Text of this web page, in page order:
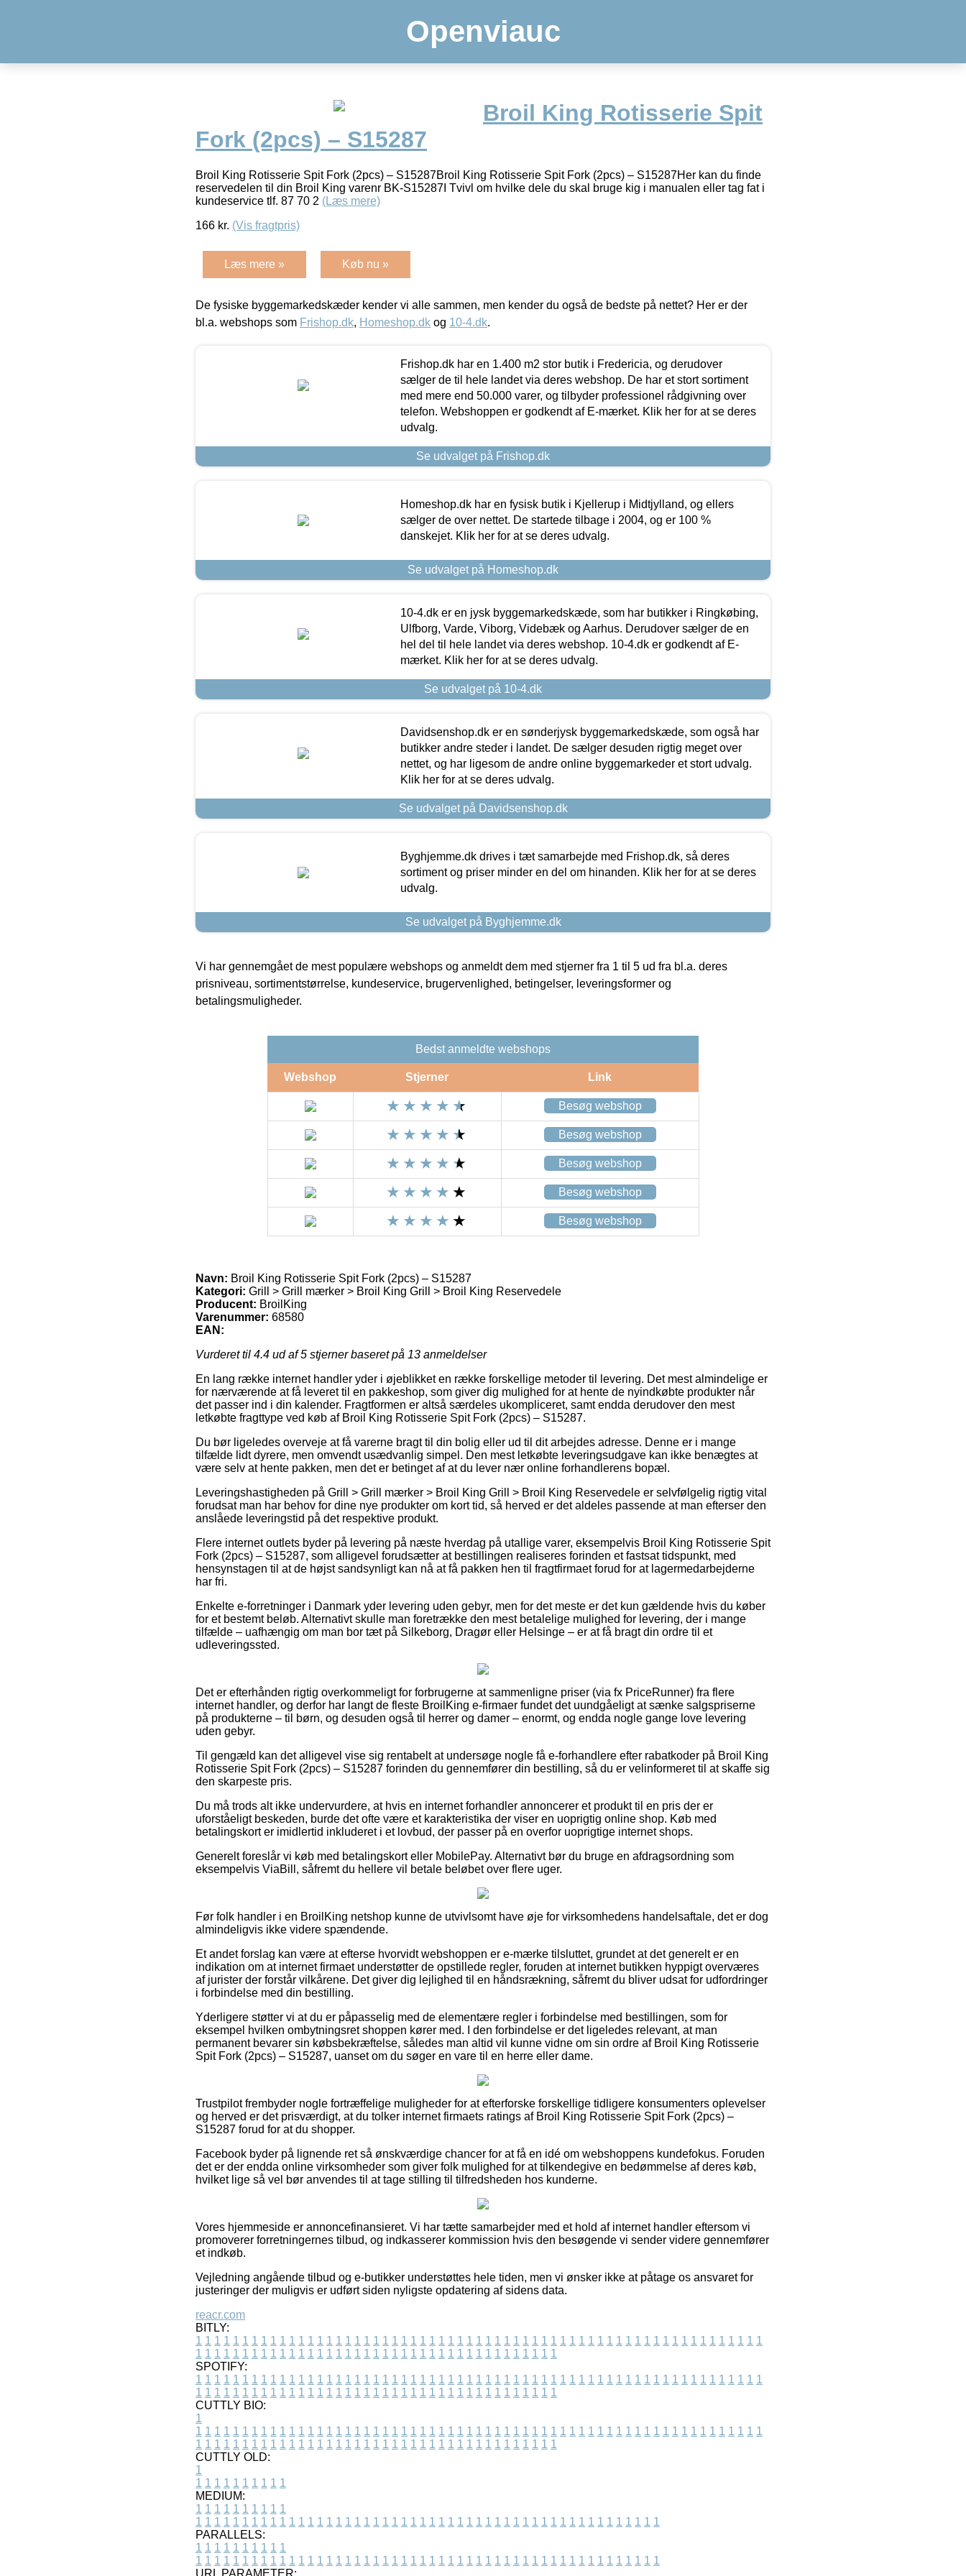
Openviauc
Broil King Rotisserie Spit
Fork (2pcs) – S15287
Broil King Rotisserie Spit Fork (2pcs) – S15287Broil King Rotisserie Spit Fork (2pcs) – S15287Her kan du finde
reservedelen til din Broil King varenr BK-S15287I Tvivl om hvilke dele du skal bruge kig i manualen eller tag fat i
kundeservice tlf. 87 70 2 (Læs mere)
166 kr. (Vis fragtpris)
Læs mere » Køb nu »
De fysiske byggemarkedskæder kender vi alle sammen, men kender du også de bedste på nettet? Her er der
bl.a. webshops som Frishop.dk, Homeshop.dk og 10-4.dk.
Frishop.dk har en 1.400 m2 stor butik i Fredericia, og derudover
sælger de til hele landet via deres webshop. De har et stort sortiment
med mere end 50.000 varer, og tilbyder professionel rådgivning over
telefon. Webshoppen er godkendt af E-mærket. Klik her for at se deres
udvalg.
Se udvalget på Frishop.dk
Homeshop.dk har en fysisk butik i Kjellerup i Midtjylland, og ellers
sælger de over nettet. De startede tilbage i 2004, og er 100 %
danskejet. Klik her for at se deres udvalg.
Se udvalget på Homeshop.dk
10-4.dk er en jysk byggemarkedskæde, som har butikker i Ringkøbing,
Ulfborg, Varde, Viborg, Videbæk og Aarhus. Derudover sælger de en
hel del til hele landet via deres webshop. 10-4.dk er godkendt af E-
mærket. Klik her for at se deres udvalg.
Se udvalget på 10-4.dk
Davidsenshop.dk er en sønderjysk byggemarkedskæde, som også har
butikker andre steder i landet. De sælger desuden rigtig meget over
nettet, og har ligesom de andre online byggemarkeder et stort udvalg.
Klik her for at se deres udvalg.
Se udvalget på Davidsenshop.dk
Byghjemme.dk drives i tæt samarbejde med Frishop.dk, så deres
sortiment og priser minder en del om hinanden. Klik her for at se deres
udvalg.
Se udvalget på Byghjemme.dk
Vi har gennemgået de mest populære webshops og anmeldt dem med stjerner fra 1 til 5 ud fra bl.a. deres
prisniveau, sortimentstørrelse, kundeservice, brugervenlighed, betingelser, leveringsformer og
betalingsmuligheder.
Bedst anmeldte webshops
Webshop Stjerner Link
Besøg webshop
Besøg webshop
Besøg webshop
Besøg webshop
Besøg webshop
Navn: Broil King Rotisserie Spit Fork (2pcs) – S15287
Kategori: Grill > Grill mærker > Broil King Grill > Broil King Reservedele
Producent: BroilKing
Varenummer: 68580
EAN:
Vurderet til 4.4 ud af 5 stjerner baseret på 13 anmeldelser
En lang række internet handler yder i øjeblikket en række forskellige metoder til levering. Det mest almindelige er
for nærværende at få leveret til en pakkeshop, som giver dig mulighed for at hente de nyindkøbte produkter når
det passer ind i din kalender. Fragtformen er altså særdeles ukompliceret, samt endda derudover den mest
letkøbte fragttype ved køb af Broil King Rotisserie Spit Fork (2pcs) – S15287.
Du bør ligeledes overveje at få varerne bragt til din bolig eller ud til dit arbejdes adresse. Denne er i mange
tilfælde lidt dyrere, men omvendt usædvanlig simpel. Den mest letkøbte leveringsudgave kan ikke benægtes at
være selv at hente pakken, men det er betinget af at du lever nær online forhandlerens bopæl.
Leveringshastigheden på Grill > Grill mærker > Broil King Grill > Broil King Reservedele er selvfølgelig rigtig vital
forudsat man har behov for dine nye produkter om kort tid, så herved er det aldeles passende at man efterser den
anslåede leveringstid på det respektive produkt.
Flere internet outlets byder på levering på næste hverdag på utallige varer, eksempelvis Broil King Rotisserie Spit
Fork (2pcs) – S15287, som alligevel forudsætter at bestillingen realiseres forinden et fastsat tidspunkt, med
hensynstagen til at de højst sandsynligt kan nå at få pakken hen til fragtfirmaet forud for at lagermedarbejderne
har fri.
Enkelte e-forretninger i Danmark yder levering uden gebyr, men for det meste er det kun gældende hvis du køber
for et bestemt beløb. Alternativt skulle man foretrække den mest betalelige mulighed for levering, der i mange
tilfælde – uafhængig om man bor tæt på Silkeborg, Dragør eller Helsinge – er at få bragt din ordre til et
udleveringssted.
Det er efterhånden rigtig overkommeligt for forbrugerne at sammenligne priser (via fx PriceRunner) fra flere
internet handler, og derfor har langt de fleste BroilKing e-firmaer fundet det uundgåeligt at sænke salgspriserne
på produkterne – til børn, og desuden også til herrer og damer – enormt, og endda nogle gange love levering
uden gebyr.
Til gengæld kan det alligevel vise sig rentabelt at undersøge nogle få e-forhandlere efter rabatkoder på Broil King
Rotisserie Spit Fork (2pcs) – S15287 forinden du gennemfører din bestilling, så du er velinformeret til at skaffe sig
den skarpeste pris.
Du må trods alt ikke undervurdere, at hvis en internet forhandler annoncerer et produkt til en pris der er
uforståeligt beskeden, burde det ofte være et karakteristika der viser en uoprigtig online shop. Køb med
betalingskort er imidlertid inkluderet i et lovbud, der passer på en overfor uoprigtige internet shops.
Generelt foreslår vi køb med betalingskort eller MobilePay. Alternativt bør du bruge en afdragsordning som
eksempelvis ViaBill, såfremt du hellere vil betale beløbet over flere uger.
Før folk handler i en BroilKing netshop kunne de utvivlsomt have øje for virksomhedens handelsaftale, det er dog
almindeligvis ikke videre spændende.
Et andet forslag kan være at efterse hvorvidt webshoppen er e-mærke tilsluttet, grundet at det generelt er en
indikation om at internet firmaet understøtter de opstillede regler, foruden at internet butikken hyppigt overværes
af jurister der forstår vilkårene. Det giver dig lejlighed til en håndsrækning, såfremt du bliver udsat for udfordringer
i forbindelse med din bestilling.
Yderligere støtter vi at du er påpasselig med de elementære regler i forbindelse med bestillingen, som for
eksempel hvilken ombytningsret shoppen kører med. I den forbindelse er det ligeledes relevant, at man
permanent bevarer sin købsbekræftelse, således man altid vil kunne vidne om sin ordre af Broil King Rotisserie
Spit Fork (2pcs) – S15287, uanset om du søger en vare til en herre eller dame.
Trustpilot frembyder nogle fortræffelige muligheder for at efterforske forskellige tidligere konsumenters oplevelser
og herved er det prisværdigt, at du tolker internet firmaets ratings af Broil King Rotisserie Spit Fork (2pcs) –
S15287 forud for at du shopper.
Facebook byder på lignende ret så ønskværdige chancer for at få en idé om webshoppens kundefokus. Foruden
det er der endda online virksomheder som giver folk mulighed for at tilkendegive en bedømmelse af deres køb,
hvilket lige så vel bør anvendes til at tage stilling til tilfredsheden hos kunderne.
Vores hjemmeside er annoncefinansieret. Vi har tætte samarbejder med et hold af internet handler eftersom vi
promoverer forretningernes tilbud, og indkasserer kommission hvis den besøgende vi sender videre gennemfører
et indkøb.
Vejledning angående tilbud og e-butikker understøttes hele tiden, men vi ønsker ikke at påtage os ansvaret for
justeringer der muligvis er udført siden nyligste opdatering af sidens data.
reacr.com
BITLY:
1 1 1 1 1 1 1 1 1 1 1 1 1 1 1 1 1 1 1 1 1 1 1 1 1 1 1 1 1 1 1 1 1 1 1 1 1 1 1 1 1 1 1 1 1 1 1 1 1 1 1 1 1 1 1 1 1 1 1 1 1
1 1 1 1 1 1 1 1 1 1 1 1 1 1 1 1 1 1 1 1 1 1 1 1 1 1 1 1 1 1 1 1 1 1 1 1 1 1 1
SPOTIFY:
1 1 1 1 1 1 1 1 1 1 1 1 1 1 1 1 1 1 1 1 1 1 1 1 1 1 1 1 1 1 1 1 1 1 1 1 1 1 1 1 1 1 1 1 1 1 1 1 1 1 1 1 1 1 1 1 1 1 1 1 1
1 1 1 1 1 1 1 1 1 1 1 1 1 1 1 1 1 1 1 1 1 1 1 1 1 1 1 1 1 1 1 1 1 1 1 1 1 1 1
CUTTLY BIO:
1
1 1 1 1 1 1 1 1 1 1 1 1 1 1 1 1 1 1 1 1 1 1 1 1 1 1 1 1 1 1 1 1 1 1 1 1 1 1 1 1 1 1 1 1 1 1 1 1 1 1 1 1 1 1 1 1 1 1 1 1 1
1 1 1 1 1 1 1 1 1 1 1 1 1 1 1 1 1 1 1 1 1 1 1 1 1 1 1 1 1 1 1 1 1 1 1 1 1 1 1
CUTTLY OLD:
1
1 1 1 1 1 1 1 1 1 1
MEDIUM:
1 1 1 1 1 1 1 1 1 1
1 1 1 1 1 1 1 1 1 1 1 1 1 1 1 1 1 1 1 1 1 1 1 1 1 1 1 1 1 1 1 1 1 1 1 1 1 1 1 1 1 1 1 1 1 1 1 1 1 1
PARALLELS:
1 1 1 1 1 1 1 1 1 1
1 1 1 1 1 1 1 1 1 1 1 1 1 1 1 1 1 1 1 1 1 1 1 1 1 1 1 1 1 1 1 1 1 1 1 1 1 1 1 1 1 1 1 1 1 1 1 1 1 1
URL PARAMETER: